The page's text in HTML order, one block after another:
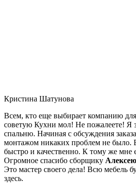
Кристина Шатунова
Всем, кто еще выбирает компанию
советую Кухни мол! Не пожалеете! Я
спальню. Начиная с обсуждения
монтажом никаких проблем не было.
быстро и качественно. К тому же мне
Огромное спасибо сборщику Алексею
Это мастер своего дела! Всю мебель
здесь.